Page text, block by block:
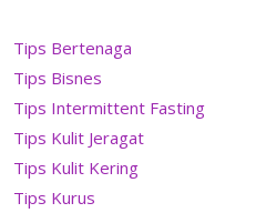
Tips Bertenaga
Tips Bisnes
Tips Intermittent Fasting
Tips Kulit Jeragat
Tips Kulit Kering
Tips Kurus